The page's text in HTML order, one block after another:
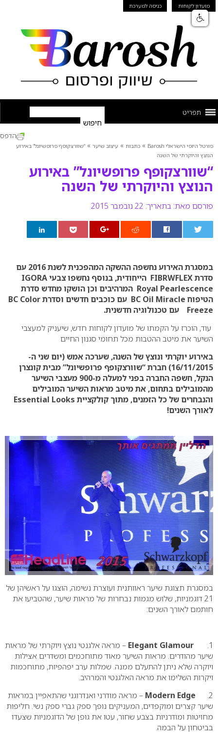
מועדון לקוחות כניסה למערכת
תפריט
פורטל היופי הישראלי Barosh » כתבות » עיצוב שיער »“שוורצקופף פרופשיונל” באירוע
הנוצץ והיוקרתי של השנה
“שוורצקופף פרופשיונל” באירוע
הנוצץ והיוקרתי של השנה
פורסם מאת: בתאריך: 22 נובמבר 2015
הדפס
במסגרת האירוע נחשפה ההשקה המהפכנית לשנת 2016 עם
סדרת FIBRWFLEX הייחודית, בנוסף נחשפו צבעי IGORA
Royal Pearlescence המרהיבים וכן הושקו מחדש סדרת
הטיפוח BC Oil Miracle עם כוכבים חדשים וסדרת BC Color
Freeze עם טכנולוגיה חדשנית.
עוד, הוכרז על הקמתו של מועדון לקוחות חדש, שיעניק למעצבי
השיער את מיטב ההטבות מכל תחומי סגנון החיים
באירוע יוקרתי ונוצץ של השנה, שערכה אמש (יום שני ה-
16/11/2015) חברת “שוורצקופף פרופשיונל” מבית קונצרן
הנקל, חשפה החברה בפני למעלה מ-900 מעצבי השיער
מהמובילים בתחום, את מיטב מראות השיער המובילים
והנבחרים של כל הזמנים, מתוך קולקציית Essential Looks
לאורך השנים!
במסגרת תצוגת שיער ראוותנית ועוצרת נשימה, הוצגו על ראשיהן של
21 דוגמניות, שלוש מגמות נבחרות של מראות שיער, שהטביעו את
חותמם לאורך השנים:
1.
Elegant Glamour – מראה אלגנטי נוצץ ויוקרתי של מראות
שיער מהודרים. מראות השיער מאוד מתוחכמים ומשדרים אצילות
ויוקרה שלא ניתן להתעלם ממנה. שמלות ערב יפהפיות, מתוחכמות
ויקרות השלימו את מראה האלגנטי והמרהיב.
2.
Modern Edge – מראה מודרני ואנדרוגני שהתאפיין במראות
שיער קצרים ומוקפדים, המעניקים נופך ספק גברי ספק נשי. חליפות
מחויטות ומודרניות בצבע שחור, עטו את גופן של הדוגמניות שצעדו
בביטחון על הבמה.